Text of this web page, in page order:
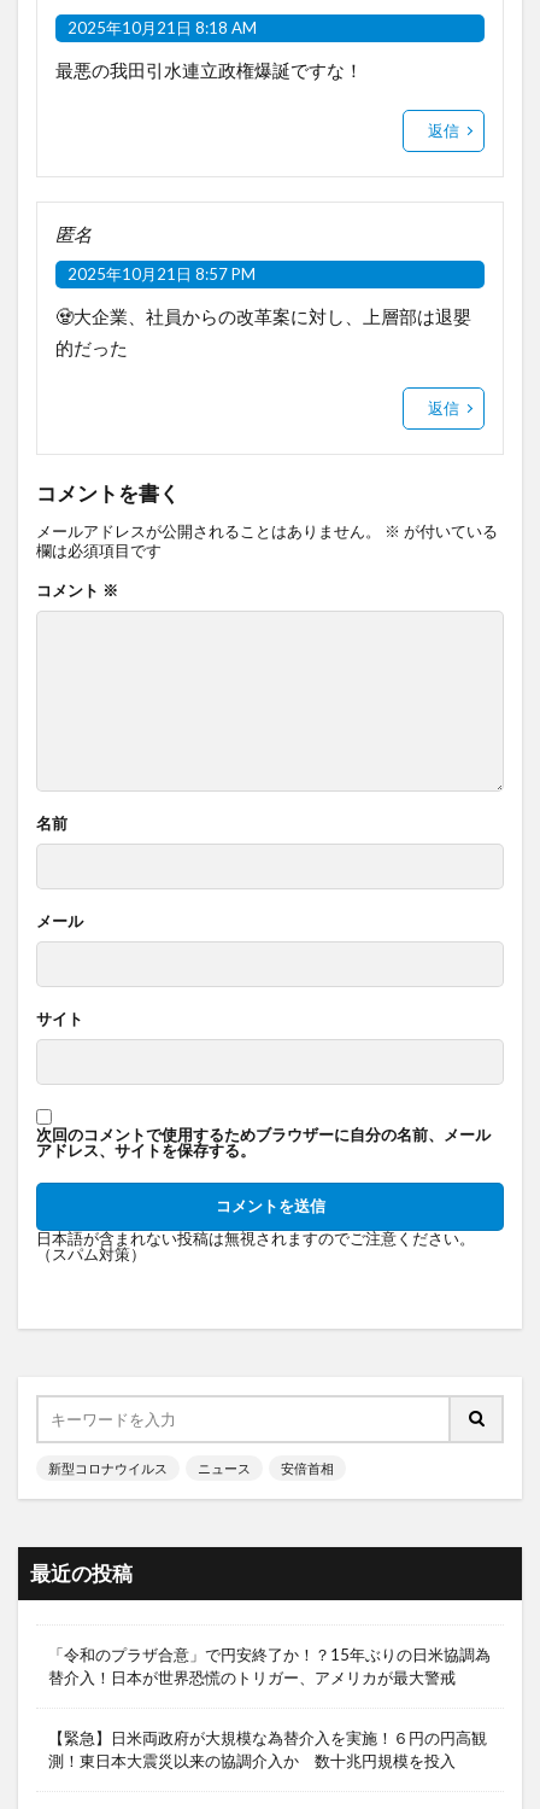
2025年10月21日 8:18 AM
最悪の我田引水連立政権爆誕ですな！
返信
匿名
2025年10月21日 8:57 PM
🧟大企業、社員からの改革案に対し、上層部は退嬰
的だった
返信
コメントを書く
メールアドレスが公開されることはありません。 ※ が付いている
欄は必須項目です
コメント ※
名前
メール
サイト
次回のコメントで使用するためブラウザーに自分の名前、メール
アドレス、サイトを保存する。
日本語が含まれない投稿は無視されますのでご注意ください。
（スパム対策）
新型コロナウイルス ニュース 安倍首相
最近の投稿
「令和のプラザ合意」で円安終了か！？15年ぶりの日米協調為
替介入！日本が世界恐慌のトリガー、アメリカが最大警戒
【緊急】日米両政府が大規模な為替介入を実施！６円の円高観
測！東日本大震災以来の協調介入か 数十兆円規模を投入